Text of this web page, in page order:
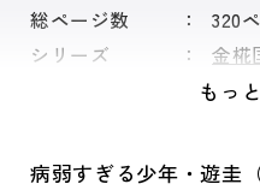
総ページ数
320
シリーズ
金椛
もっ
病弱すぎる少年・遊圭